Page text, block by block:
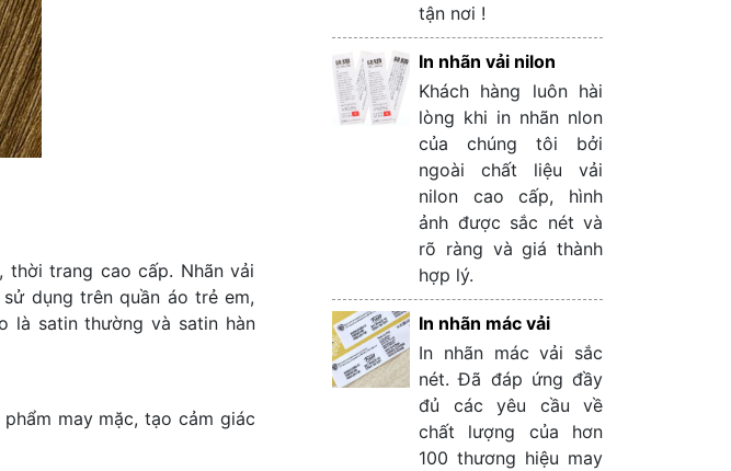
trang cao cấp. Nhãn vải
dụng trên quần áo trẻ em,
là satin thường và satin hàn
may mặc, tạo cảm giác
tận nơi !
In nhãn vải nilon
Khách hàng luôn hài
lòng khi in nhãn nlon
của chúng tôi bởi
ngoài chất liệu vải
nilon cao cấp, hình
ảnh được sắc nét và
rõ ràng và giá thành
hợp lý.
In nhãn mác vải
In nhãn mác vải sắc
nét. Đã đáp ứng đầy
đủ các yêu cầu về
chất lượng của hơn
100 thương hiệu may